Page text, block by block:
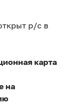
р/с в
карта
на